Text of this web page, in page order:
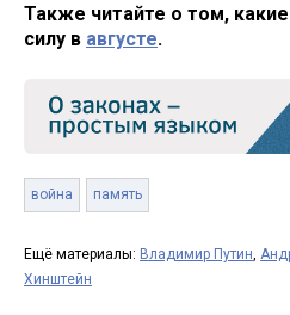
Также читайте о том,
силу в августе.
война память
Ещё материалы: Владимир Путин,
Хинштейн